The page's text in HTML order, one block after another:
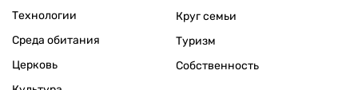
Технологии
Среда обитания
Церковь
Круг семьи
Туризм
Собственность